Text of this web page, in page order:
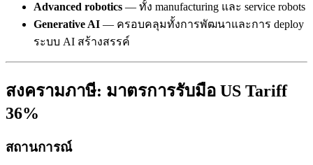
Advanced robotics — ทั้ง manufacturing และ service robots
Generative AI — ครอบคลุมทั้งการพัฒนาและการ deploy
ระบบ AI สร้างสรรค์
สงครามภาษี: มาตรการรับมือ US Tariff
36%
สถานการณ์